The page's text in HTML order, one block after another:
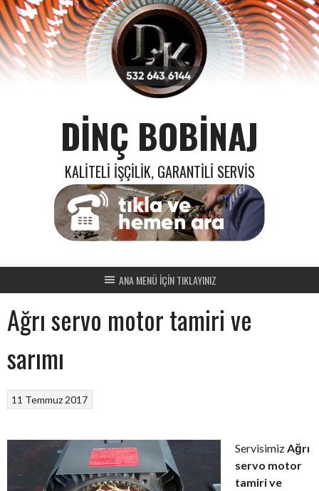
Skip
to
content
DINÇ BOBINAJ
KALITELI İŞÇILIK, GARANTILI SERVIS
ANA MENÜ İÇİN TIKLAYINIZ
Ağrı servo motor tamiri ve
sarımı
11 Temmuz 2017
Servisimiz Ağrı
servo motor
tamiri ve